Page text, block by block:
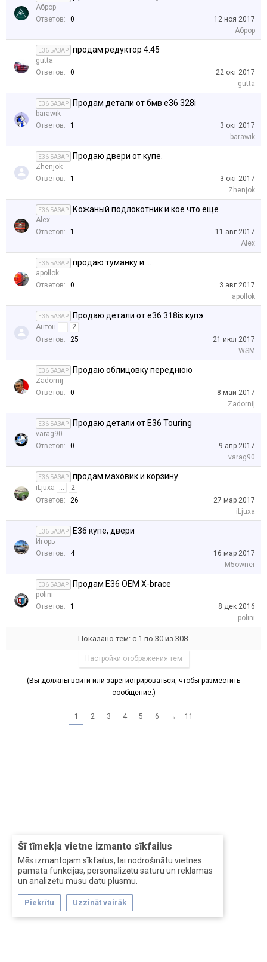
Šī tīmekļa vietne izmanto sīkfailus
Mēs izmantojam sīkfailus, lai nodrošinātu vietnes
pamata funkcijas, personalizētu saturu un reklāmas
un analizētu mūsu datu plūsmu.
Piekrītu Uzzināt vairāk
Аброр
Ответов:
0
12 ноя 2017
Аброр
E36 БАЗАР продам редуктор 4.45
gutta
Ответов:
0
22 окт 2017
gutta
E36 БАЗАР Продам детали от бмв е36 328i
barawik
Ответов:
1
3 окт 2017
barawik
E36 БАЗАР Продаю двери от купе.
Zhenjok
Ответов:
1
3 окт 2017
Zhenjok
E36 БАЗАР Кожаный подлокотник и кое что еще
Alex
Ответов:
1
11 авг 2017
Alex
E36 БАЗАР продаю туманку и ...
apollok
Ответов:
0
3 авг 2017
apollok
E36 БАЗАР Продаю детали от е36 318is купэ
Антон ...
2
Ответов:
25
21 июл 2017
WSM
E36 БАЗАР Продаю облицовку переднюю
Zadornij
Ответов:
0
8 май 2017
Zadornij
E36 БАЗАР Продаю детали от Е36 Touring
varag90
Ответов:
0
9 апр 2017
varag90
E36 БАЗАР продам маховик и корзину
iLjuxa ...
2
Ответов:
26
27 мар 2017
iLjuxa
E36 БАЗАР E36 купе, двери
Игорь
Ответов:
4
16 мар 2017
M5owner
E36 БАЗАР Продам E36 OEM X-brace
polini
Ответов:
1
8 дек 2016
polini
Показано тем: с 1 по 30 из 308.
Настройки отображения тем
(Вы должны войти или зарегистрироваться, чтобы разместить
сообщение.)
1 2 3 4 5 6 → 11